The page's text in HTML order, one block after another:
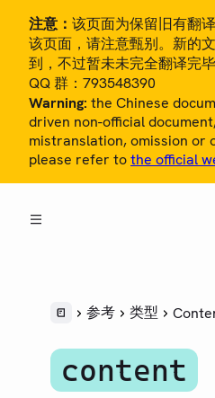
注意： 该页面为保留旧有翻
该页面，请注意甄别。新的
到，不过暂未未完全翻译完
QQ 群：793548390
Warning: the Chinese
driven non-official
mistranslation, omission or
please refer tothe official
概览
中文用户指南
语法
样式
脚本
参考 类型
content